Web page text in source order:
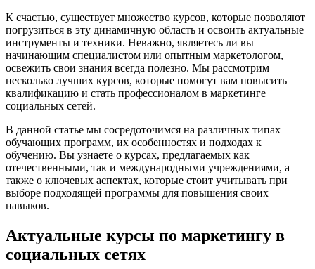
К счастью, существует множество курсов, которые позволяют
погрузиться в эту динамичную область и освоить актуальные
инструменты и техники. Неважно, являетесь ли вы
начинающим специалистом или опытным маркетологом,
освежить свои знания всегда полезно. Мы рассмотрим
несколько лучших курсов, которые помогут вам повысить
квалификацию и стать профессионалом в маркетинге
социальных сетей.
В данной статье мы сосредоточимся на различных типах
обучающих программ, их особенностях и подходах к
обучению. Вы узнаете о курсах, предлагаемых как
отечественными, так и международными учреждениями, а
также о ключевых аспектах, которые стоит учитывать при
выборе подходящей программы для повышения своих
навыков.
Актуальные курсы по маркетингу в
социальных сетях